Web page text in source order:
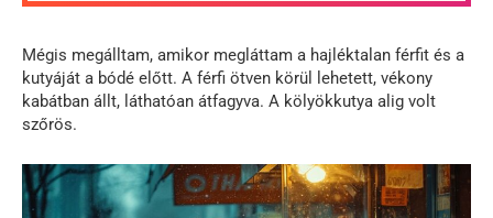
Mégis megálltam, amikor megláttam a hajléktalan férfit és a
kutyáját a bódé előtt. A férfi ötven körül lehetett, vékony
kabátban állt, láthatóan átfagyva. A kölyökkutya alig volt
szőrös.